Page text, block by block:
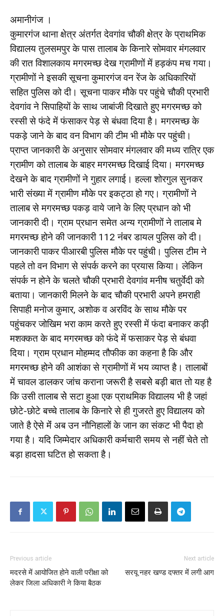
अमानीगंज ।
कुमारगंज थाना क्षेत्र अंतर्गत देवगांव चौकी क्षेत्र के प्राथमिक
विद्यालय तुलसमपुर के पास तालाब के किनारे सोमवार मंगलवार
की रात विशालकाय मगरमच्छ देख ग्रामीणों में हड़कंप मच गया।
ग्रामीणों ने इसकी सूचना कुमारगंज वन रेंज के अधिकारियों
सहित पुलिस को दी। सूचना पाकर मौके पर पहुंचे चौकी प्रभारी
देवगांव ने सिपाहियों के साथ जाबांजी दिखाते हुए मगरमच्छ को
रस्सी से फंदे में फंसाकर पेड़ से बंधवा दिया है। मगरमच्छ के
पकड़े जाने के बाद वन विभाग की टीम भी मौके पर पहुंची।
प्राप्त जानकारी के अनुसार सोमवार मंगलवार की मध्य रात्रि एक
ग्रामीण को तालाब के बाहर मगरमच्छ दिखाई दिया। मगरमच्छ
देखने के बाद ग्रामीणों ने गुहार लगाई। हल्ला शोरगुल सुनकर
भारी संख्या में ग्रामीण मौके पर इकट्ठा हो गए। ग्रामीणों ने
तालाब से मगरमच्छ पकड़ वाये जाने के लिए प्रधान को भी
जानकारी दी। ग्राम प्रधान समेत अन्य ग्रामीणों ने तालाब मे
मगरमच्छ होने की जानकारी 112 नंंबर डायल पुलिस को दी।
जानकारी पाकर पीआरबी पुलिस मौके पर पहुंची। पुलिस टीम ने
पहले तो वन विभाग से संपर्क करने का प्रयास किया। लेकिन
संपर्क न होने के चलते चौकी प्रभारी देवगांव मनीष चतुर्वेदी को
बताया। जानकारी मिलने के बाद चौकी प्रभारी अपने हमराही
सिपाही मनोज कुमार, अशोक व अरविंद के साथ मौके पर
पहुंचकर जोखिम भरा काम करते हुए रस्सी में फंदा बनाकर कड़ी
मशक्कत के बाद मगरमच्छ को फंदे में फसाकर पेड़ से बंधवा
दिया। ग्राम प्रधान मोहम्मद तौफीक का कहना है कि और
मगरमच्छ होने की आशंका से ग्रामीणों में भय व्याप्त है। तालाबों
में चावल डालकर जांच कराना जरूरी है सबसेे बड़ी बात तो यह है
कि उसी तालाब सेे सटा हुआ एक प्राथमिक विद्यालय भी है जहां
छोटे-छोटे बच्चे तालाब के किनारे से ही गुजरते हुए विद्यालय को
जाते है ऐसे मेंं अब उन नौनिहालों के जान का संकट भी पैदा हो
गया है। यदि जिम्मेदार अधिकारी कर्मचारी समय से नहीं चेते तो
बड़ा हादसा घटित हो सकता है।
Previous article
मदरसे में आयोजित होने वाली परीक्षा को
लेकर जिला अधिकारी ने किया बैठक
Next article
सरयू नहर खण्ड दफ्तर में लगी आग